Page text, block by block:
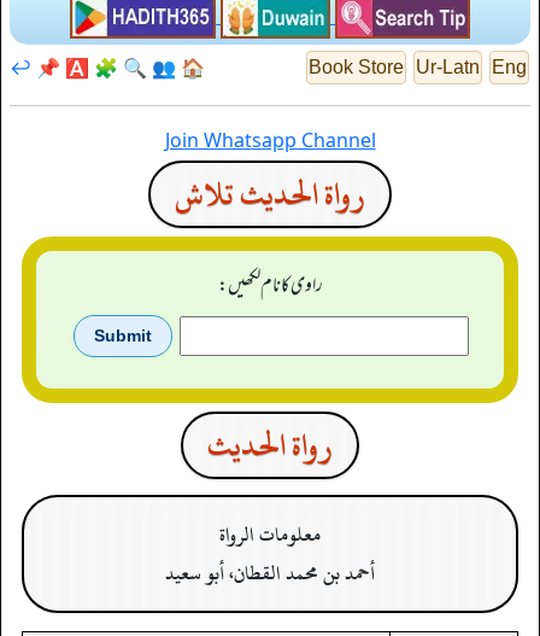
Eng
Ur-Latn
Book Store
🏠
👥
🔍
🧩
🅰️
📌
↩️
Join Whatsapp Channel
رواة الحديث تلاش
راوی کا نام لکھیں:
رواة الحدیث
معلومات الرواة
أحمد بن محمد القطان، أبو سعيد